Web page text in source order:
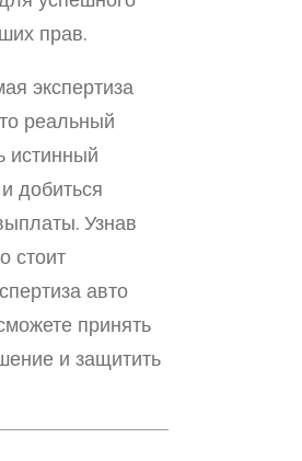
прав.
экспертиза
реальный
истинный
добиться
Узнав
стоит
авто
принять
и защитить